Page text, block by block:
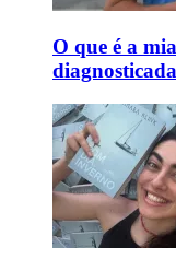
O que é a